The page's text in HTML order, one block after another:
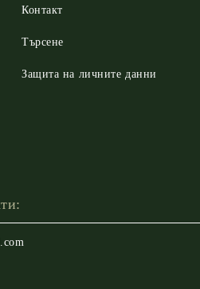
Контакт
Търсене
Защита на личните данни